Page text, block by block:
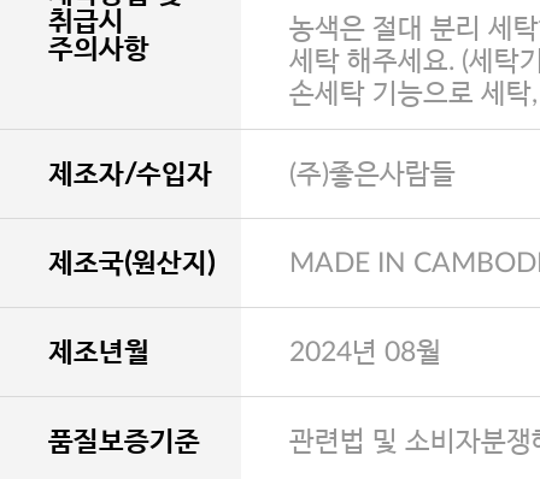
취급시
주의사항
농색은 절대 분리 세
세탁 해주세요. (세탁
손세탁 기능으로 세탁
제조자/수입자 (주)좋은사람들
제조국(원산지) MADE IN
제조년월 2024년 08월
품질보증기준 관련법 및 소비자분